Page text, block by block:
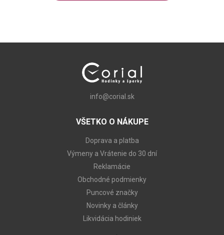
info@corial.sk
VŠETKO O NÁKUPE
Doprava a platba
Výmeny a Vrátenie do 30 dní
Reklamácie
Obchodné podmienky
Puncové značky
Novinky a články
Likvidácia hodiniek